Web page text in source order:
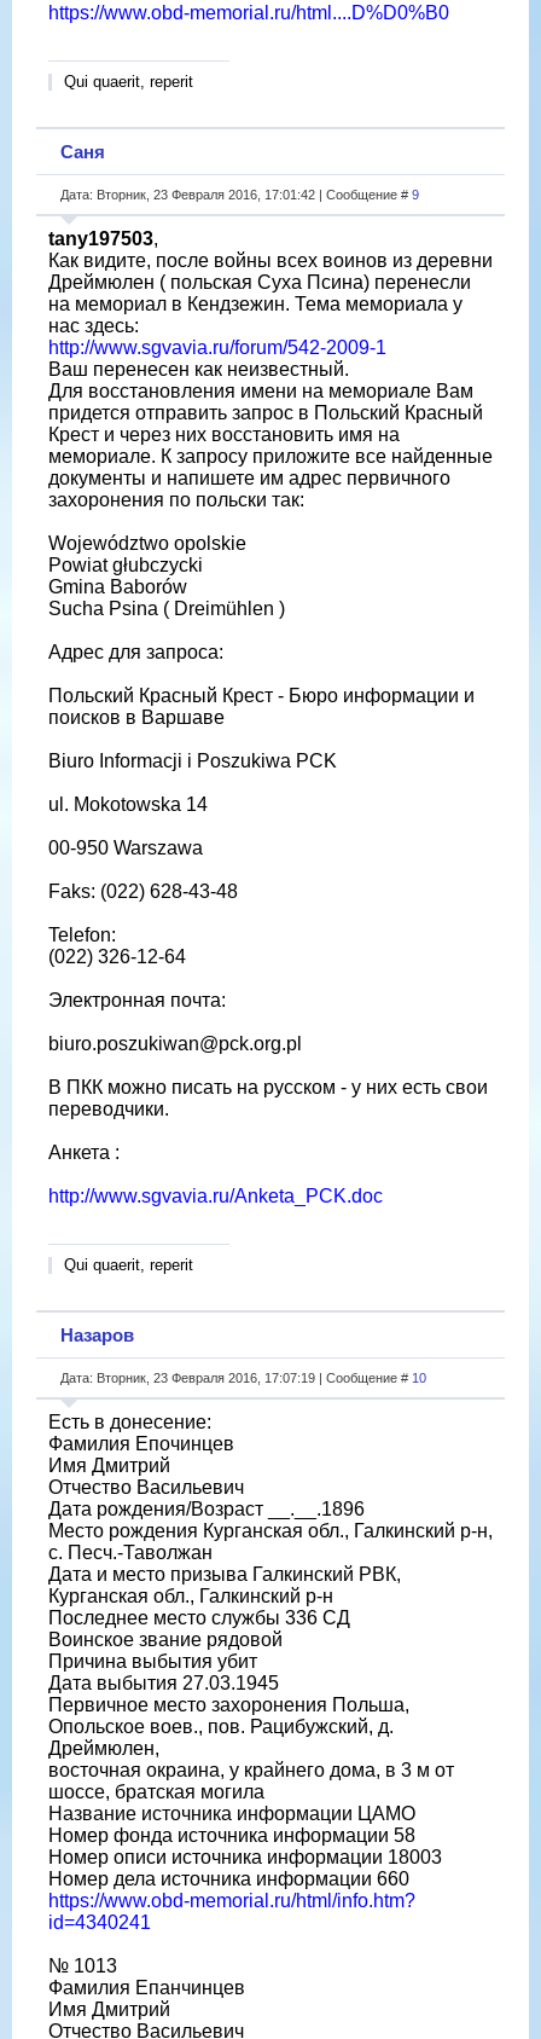
https://www.obd-memorial.ru/html....D%D0%B0
Qui quaerit, reperit
Саня
Дата: Вторник, 23 Февраля 2016, 17:01:42 | Сообщение # 9
tany197503,
Как видите, после войны всех воинов из деревни
Дреймюлен ( польская Суха Псина) перенесли
на мемориал в Кендзежин. Тема мемориала у
нас здесь:
http://www.sgvavia.ru/forum/542-2009-1
Ваш перенесен как неизвестный.
Для восстановления имени на мемориале Вам
придется отправить запрос в Польский Красный
Крест и через них восстановить имя на
мемориале. К запросу приложите все найденные
документы и напишете им адрес первичного
захоронения по польски так:
Województwo opolskie
Powiat głubczycki
Gmina Baborów
Sucha Psina ( Dreimühlen )
Адрес для запроса:
Польский Красный Крест - Бюро информации и
поисков в Варшаве
Biuro Informacji i Poszukiwa PCK
ul. Mokotowska 14
00-950 Warszawa
Faks: (022) 628-43-48
Telefon:
(022) 326-12-64
Электронная почта:
biuro.poszukiwan@pck.org.pl
В ПКК можно писать на русском - у них есть свои
переводчики.
Анкета :
http://www.sgvavia.ru/Anketa_PCK.doc
Qui quaerit, reperit
Назаров
Дата: Вторник, 23 Февраля 2016, 17:07:19 | Сообщение # 10
Есть в донесение:
Фамилия Епочинцев
Имя Дмитрий
Отчество Васильевич
Дата рождения/Возраст __.__.1896
Место рождения Курганская обл., Галкинский р-н,
с. Песч.-Таволжан
Дата и место призыва Галкинский РВК,
Курганская обл., Галкинский р-н
Последнее место службы 336 СД
Воинское звание рядовой
Причина выбытия убит
Дата выбытия 27.03.1945
Первичное место захоронения Польша,
Опольское воев., пов. Рацибужский, д.
Дреймюлен,
восточная окраина, у крайнего дома, в 3 м от
шоссе, братская могила
Название источника информации ЦАМО
Номер фонда источника информации 58
Номер описи источника информации 18003
Номер дела источника информации 660
https://www.obd-memorial.ru/html/info.htm?
id=4340241
№ 1013
Фамилия Епанчинцев
Имя Дмитрий
Отчество Васильевич